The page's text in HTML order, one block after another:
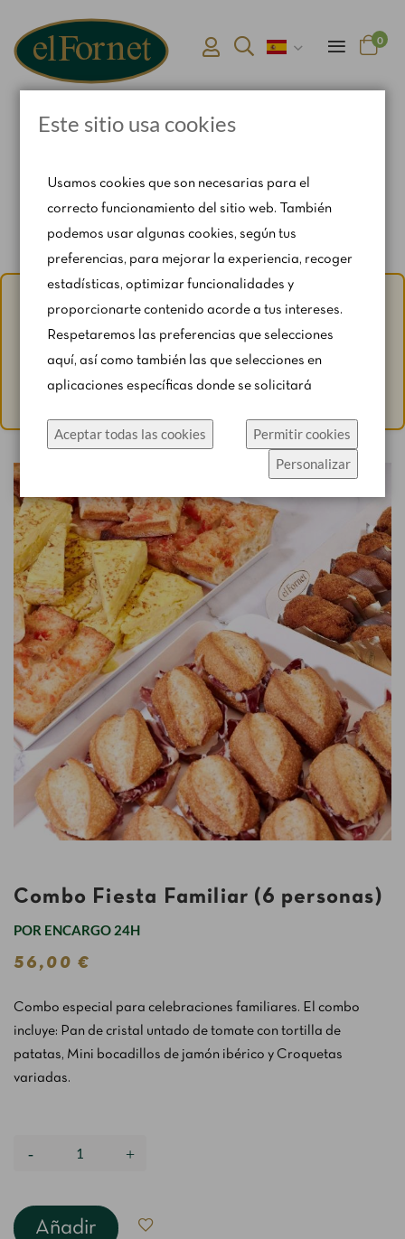
0
Aviso de verano:
Del 1 al 31 de agosto, con motivo del
periodo vacacional, se restringen ligeramente los horarios
Para cualquier consulta, escríbenos a
Combo Fiesta Familiar (6 personas)
POR ENCARGO 24H
56,00 €
Combo especial para celebraciones familiares. El combo
incluye: Pan de cristal untado de tomate con tortilla de
patatas, Mini bocadillos de jamón ibérico y Croquetas
variadas.
Añadir
Este sitio usa cookies
Usamos cookies que son necesarias para el
correcto funcionamiento del sitio web. También
podemos usar algunas cookies, según tus
preferencias, para mejorar la experiencia, recoger
estadísticas, optimizar funcionalidades y
proporcionarte contenido acorde a tus intereses.
Respetaremos las preferencias que selecciones
aquí, así como también las que selecciones en
aplicaciones específicas donde se solicitará
Haz click en Permitir cookies para aceptar las
cookies e ir directamente al sitio web o haz click en
Configuración de cookies para ver los detalles de
los tipos de cookies y elegir cuáles aceptar.
Más información
Configuración de cookies
Aceptar todas las cookies
Permitir cookies
Personalizar